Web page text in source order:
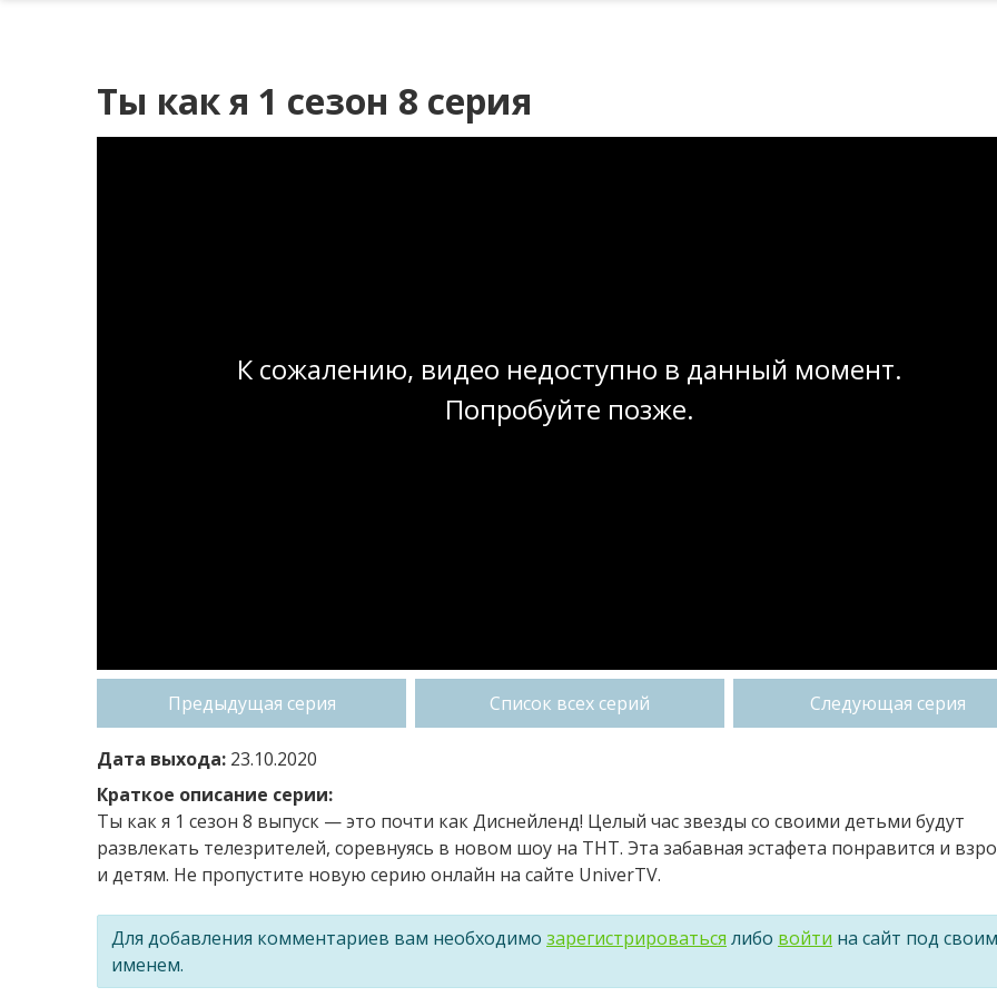
Ты как я 1 сезон 8 серия
К сожалению, видео недоступно в данный момент.
Попробуйте позже.
Предыдущая серия Список всех серий Следующая серия
Дата выхода: 23.10.2020
Краткое описание серии:
Ты как я 1 сезон 8 выпуск — это почти как Диснейленд! Целый час звезды со своими детьми будут
развлекать телезрителей, соревнуясь в новом шоу на ТНТ. Эта забавная эстафета понравится и
и детям. Не пропустите новую серию онлайн на сайте UniverTV.
Для добавления комментариев вам необходимо зарегистрироваться либо войти на сайт под своим
именем.